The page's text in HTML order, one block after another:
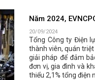
Năm 2024,
20/09/2024
Tổng Công ty Điện
thành viên, quán
giải pháp để đảm
đơn vị, gia đình và
thiểu 2,1% tổng điện